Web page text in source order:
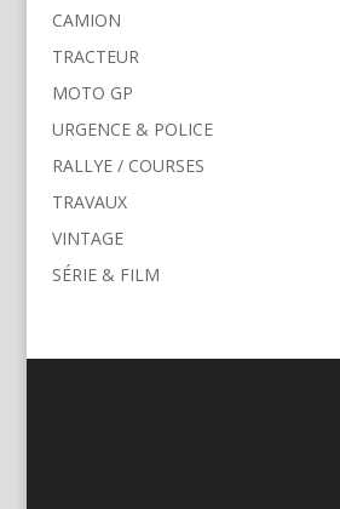
CAMION
TRACTEUR
MOTO GP
URGENCE & POLICE
RALLYE / COURSES
TRAVAUX
VINTAGE
SÉRIE & FILM